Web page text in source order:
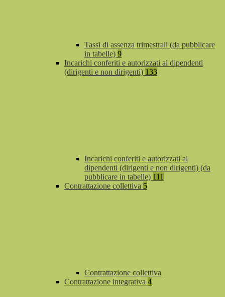
Tassi di assenza trimestrali (da pubblicare
in tabelle) 9
Incarichi conferiti e autorizzati ai dipendenti
(dirigenti e non dirigenti) 133
Incarichi conferiti e autorizzati ai
dipendenti (dirigenti e non dirigenti) (da
pubblicare in tabelle) 111
Contrattazione collettiva 5
Contrattazione collettiva
Contrattazione integrativa 4